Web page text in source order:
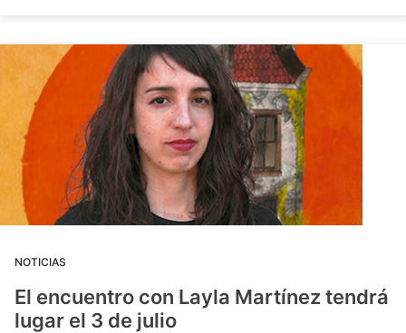
NOTICIAS
El encuentro con Layla Martínez tendrá
lugar el 3 de julio